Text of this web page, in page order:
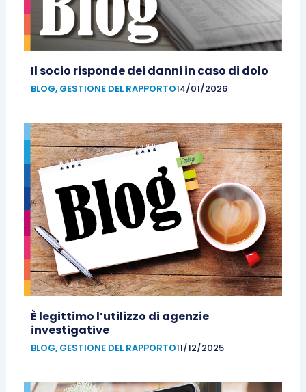
Il socio risponde dei danni in caso di dolo
BLOG, GESTIONE DEL RAPPORTO14/01/2026
È legittimo l’utilizzo di agenzie
investigative
BLOG, GESTIONE DEL RAPPORTO11/12/2025